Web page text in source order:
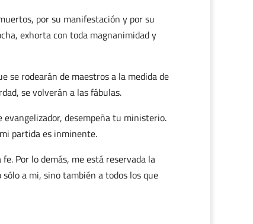
por su manifestación y por su
exhorta con toda magnanimidad y
se rodearán de maestros a la medida de
se volverán a las fábulas.
desempeña tu ministerio.
partida es inminente.
Por lo demás, me está reservada la
a mi, sino también a todos los que